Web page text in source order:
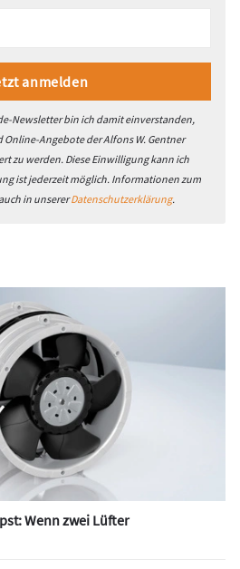
Newsletter bin ich damit einverstanden,
Online-Angebote der Alfons W. Gentner
zu werden. Diese Einwilligung kann ich
ist jederzeit möglich. Informationen zum
in unsererDatenschutzerklärung.
Wenn zwei Lüfter